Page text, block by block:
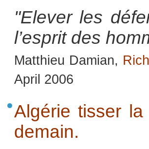
"Elever les
l’esprit des
Matthieu Damian,
April 2006
Algérie tisser
demain.